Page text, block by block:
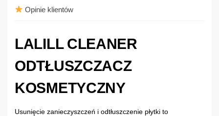
Opinie klientów
LALILL CLEANER
ODTŁUSZCZACZ
KOSMETYCZNY
Usunięcie zanieczyszczeń i odtłuszczenie płytki to